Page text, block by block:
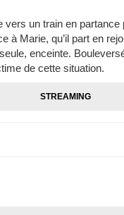
vers un train en partance
à Marie, qu’il part en
enceinte.
de cette situation.
STREAMING